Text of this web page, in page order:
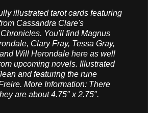
illustrated tarot cards featuring
Cassandra Clare's
You'll find Magnus
Clary Fray, Tessa Gray,
Will Herondale here as well
upcoming novels. Illustrated
and featuring the rune
More Information: There
are about 4.75" x 2.75".